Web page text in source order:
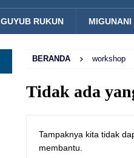
GUYUB RUKUN MIGUNANI
BERANDA workshop
Tidak ada
Tampaknya kita tidak
membantu.